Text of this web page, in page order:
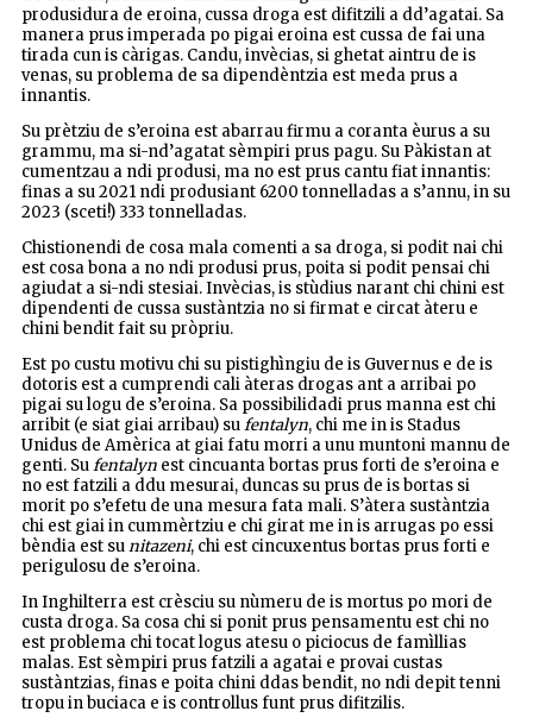
produsidura de eroina, cussa droga est difitzili a dd’agatai. Sa
manera prus imperada po pigai eroina est cussa de fai una
tirada cun is càrigas. Candu, invècias, si ghetat aintru de is
venas, su problema de sa dipendèntzia est meda prus a
innantis.
Su prètziu de s’eroina est abarrau firmu a coranta èurus a su
grammu, ma si-nd’agatat sèmpiri prus pagu. Su Pàkistan at
cumentzau a ndi produsi, ma no est prus cantu fiat innantis:
finas a su 2021 ndi produsiant 6200 tonnelladas a s’annu, in su
2023 (sceti!) 333 tonnelladas.
Chistionendi de cosa mala comenti a sa droga, si podit nai chi
est cosa bona a no ndi produsi prus, poita si podit pensai chi
agiudat a si-ndi stesiai. Invècias, is stùdius narant chi chini est
dipendenti de cussa sustàntzia no si firmat e circat àteru e
chini bendit fait su pròpriu.
Est po custu motivu chi su pistighìngiu de is Guvernus e de is
dotoris est a cumprendi cali àteras drogas ant a arribai po
pigai su logu de s’eroina. Sa possibilidadi prus manna est chi
arribit (e siat giai arribau) sufentalyn, chi me in is Stadus
Unidus de Amèrica at giai fatu morri a unu muntoni mannu de
genti. Sufentalyn est cincuanta bortas prus forti de s’eroina e
no est fatzili a ddu mesurai, duncas su prus de is bortas si
morit po s’efetu de una mesura fata mali. S’àtera sustàntzia
chi est giai in cummèrtziu e chi girat me in is arrugas po essi
bèndia est sunitazeni, chi est cincuxentus bortas prus forti e
perigulosu de s’eroina.
In Inghilterra est crèsciu su nùmeru de is mortus po mori de
custa droga. Sa cosa chi si ponit prus pensamentu est chi no
est problema chi tocat logus atesu o piciocus de famìllias
malas. Est sèmpiri prus fatzili a agatai e provai custas
sustàntzias, finas e poita chini ddas bendit, no ndi depit tenni
tropu in buciaca e is controllus funt prus difitzilis.